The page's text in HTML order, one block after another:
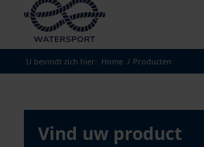
U bevindt zich hier: Home / Producten
Vind uw product